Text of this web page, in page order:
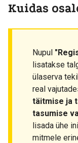
Kuidas
Nupul
lisatakse
ülaserva
real
täitmise ja
tasumise
lisada ühe
mitmele